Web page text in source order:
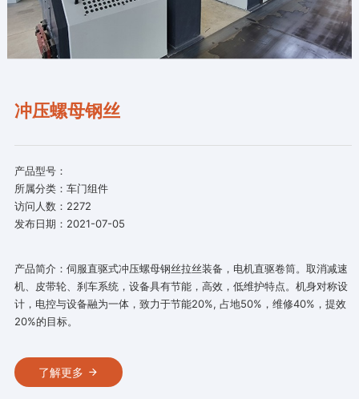
冲压螺母钢丝
产品型号：
所属分类：车门组件
访问人数：2272
发布日期：2021-07-05
产品简介：伺服直驱式冲压螺母钢丝拉丝装备，电机直驱卷筒。取消减速
机、皮带轮、刹车系统，设备具有节能，高效，低维护特点。机身对称设
计，电控与设备融为一体，致力于节能20%, 占地50%，维修40%，提效
20%的目标。
了解更多